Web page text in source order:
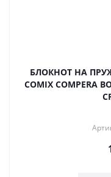
БЛОКНОТ НА
COMIX